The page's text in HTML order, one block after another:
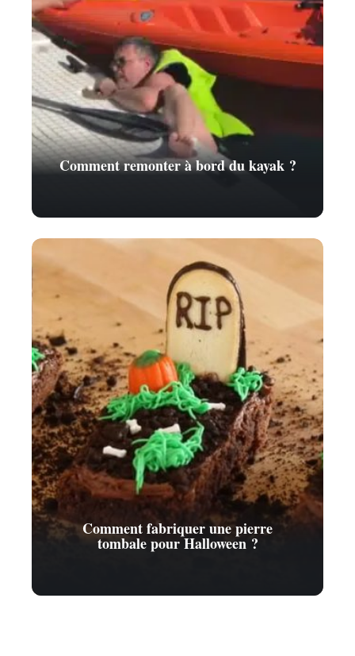
Comment remonter à bord du kayak ?
Comment fabriquer une pierre
tombale pour Halloween ?